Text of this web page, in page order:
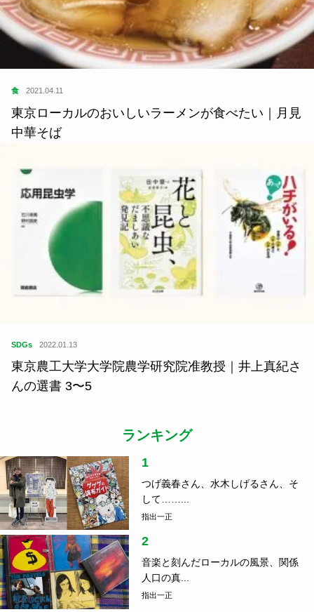
食 2021.04.11
東京ローカルのおいしいラーメンが食べたい｜月見
中華そば
SDGs 2022.01.13
東京農工大学大学院農学研究院准教授｜井上真紀さ
んの選書 3〜5
ランキング
1
つげ義春さん、水木しげるさん、そ
して……...
指出一正
2
音楽と刻んだローカルの風景、関係
人口の真...
指出一正